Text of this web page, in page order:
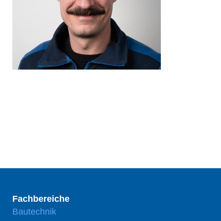
Fachbereiche
Bautechnik